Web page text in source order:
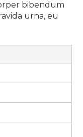
bibendum
urna, eu